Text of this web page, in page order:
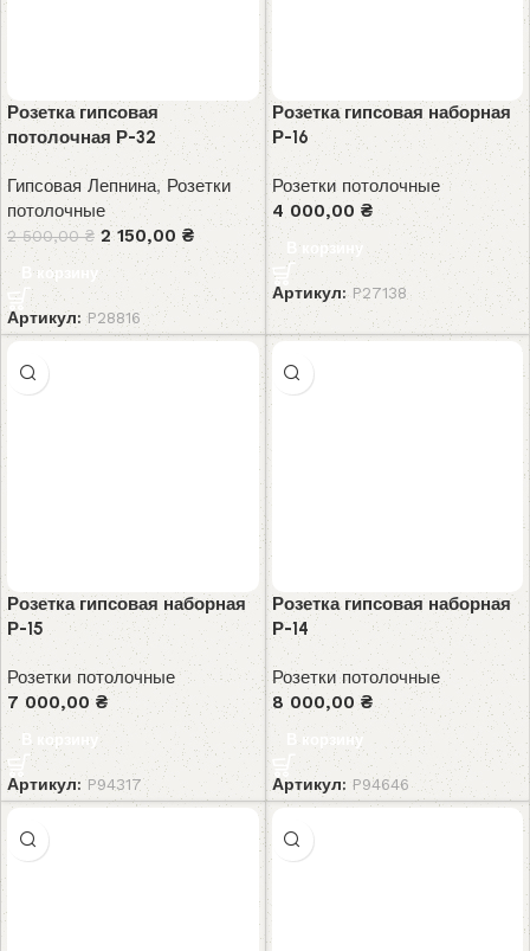
Розетка гипсовая
потолочная Р-32
Гипсовая Лепнина, Розетки
потолочные
2 500,00₴ 2 150,00 ₴
В корзину
Артикул: P28816
Розетка гипсовая наборная
Р-16
Розетки потолочные
4 000,00 ₴
В корзину
Артикул: P27138
Розетка гипсовая наборная
Р-15
Розетки потолочные
7 000,00₴
В корзину
Артикул:P94317
Розетка гипсовая наборная
Р-14
Розетки потолочные
8 000,00₴
В корзину
Артикул: P94646